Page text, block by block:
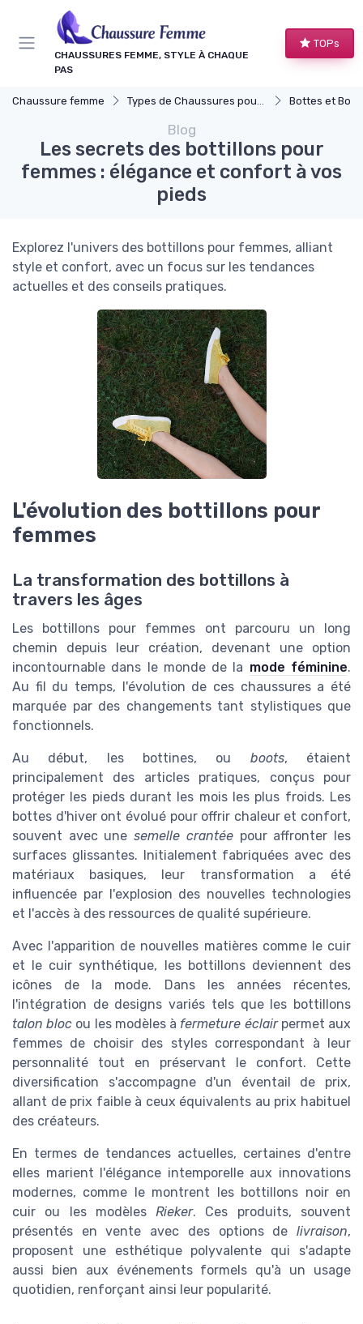
CHAUSSURES FEMME, STYLE À CHAQUE
PAS
TOPs
Chaussure femme Types de Chaussures pour Femmes Bottes et
Blog
Les secrets des bottillons pour
femmes : élégance et confort à vos
pieds
Explorez l'univers des bottillons pour femmes, alliant
style et confort, avec un focus sur les tendances
actuelles et des conseils pratiques.
L'évolution des bottillons pour
femmes
La transformation des bottillons à
travers les âges
Les bottillons pour femmes ont parcouru un long
chemin depuis leur création, devenant une option
incontournable dans le monde de la mode féminine.
Au fil du temps, l'évolution de ces chaussures a été
marquée par des changements tant stylistiques que
fonctionnels.
Au début, les bottines, ou boots, étaient
principalement des articles pratiques, conçus pour
protéger les pieds durant les mois les plus froids. Les
bottes d'hiver ont évolué pour offrir chaleur et confort,
souvent avec unesemelle crantéepour affronter les
surfaces glissantes. Initialement fabriquées avec des
matériaux basiques, leur transformation a été
influencée par l'explosion des nouvelles technologies
et l'accès à des ressources de qualité supérieure.
Avec l'apparition de nouvelles matières comme le cuir
et le cuir synthétique, les bottillons deviennent des
icônes de la mode. Dans les années récentes,
l'intégration de designs variés tels que les bottillons
talon bloc ou les modèles à fermeture éclairpermet aux
femmes de choisir des styles correspondant à leur
personnalité tout en préservant le confort. Cette
diversification s'accompagne d'un éventail de prix,
allant de prix faible à ceux équivalents au prix habituel
des créateurs.
En termes de tendances actuelles, certaines d'entre
elles marient l'élégance intemporelle aux innovations
modernes, comme le montrent les bottillons noir en
cuir ou les modèlesRieker. Ces produits, souvent
présentés en vente avec des options de livraison,
proposent une esthétique polyvalente qui s'adapte
aussi bien aux événements formels qu'à un usage
quotidien, renforçant ainsi leur popularité.
Panneau de gestion des cookies